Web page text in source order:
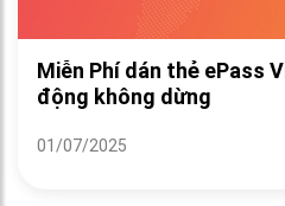
Miễn Phí dán thẻ ePass
động không dừng
01/07/2025